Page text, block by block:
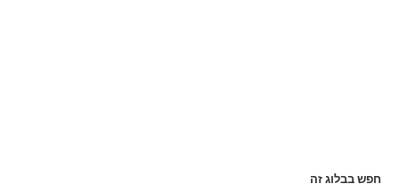
חפש בבלוג זה